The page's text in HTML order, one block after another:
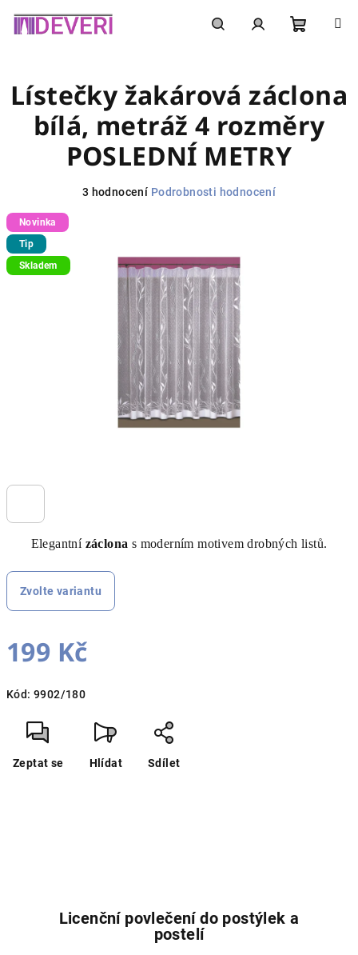
košík
Elegantní záclona s moderním motivem drobných listů.
Zvolte variantu
199 Kč
cena:
Kód: 9902/180
Zeptat se Hlídat Sdílet
Lístečky žakárová záclona
bílá, metráž 4 rozměry
POSLEDNÍ METRY
Průměrné
hvězdiček.
3 hodnocení Podrobnosti hodnocení
Novinka
Tip
Skladem
Licenční povlečení do postýlek a
postelí